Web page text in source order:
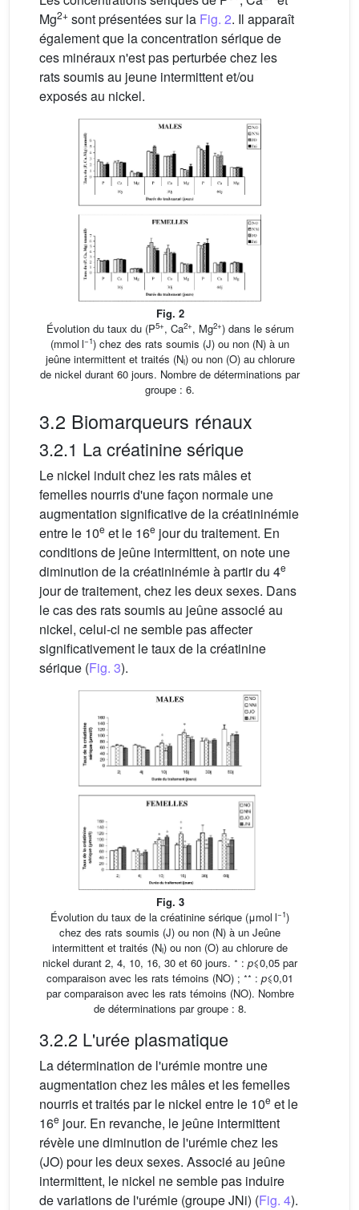
Mg2+ sont présentées sur la Fig. 2. Il apparaît
également que la concentration sérique de
ces minéraux n'est pas perturbée chez les
rats soumis au jeune intermittent et/ou
exposés au nickel.
Fig. 2
Évolution du taux du (P5+, Ca2+, Mg2+) dans le sérum
(mmol l−1) chez des rats soumis (J) ou non (N) à un
jeûne intermittent et traités (Ni) ou non (O) au chlorure
de nickel durant 60 jours. Nombre de déterminations par
groupe : 6.
3.2 Biomarqueurs rénaux
3.2.1 La créatinine sérique
Le nickel induit chez les rats mâles et
femelles nourris d'une façon normale une
augmentation significative de la créatininémie
entre le 10e et le 16e jour du traitement. En
conditions de jeûne intermittent, on note une
diminution de la créatininémie à partir du 4e
jour de traitement, chez les deux sexes. Dans
le cas des rats soumis au jeûne associé au
nickel, celui-ci ne semble pas affecter
significativement le taux de la créatinine
sérique (Fig. 3).
Fig. 3
Évolution du taux de la créatinine sérique (μmol l−1)
chez des rats soumis (J) ou non (N) à un Jeûne
intermittent et traités (Ni) ou non (O) au chlorure de
nickel durant 2, 4, 10, 16, 30 et 60 jours. ∗ : p⩽0,05 par
comparaison avec les rats témoins (NO) ; ∗∗ : p⩽0,01
par comparaison avec les rats témoins (NO). Nombre
de déterminations par groupe : 8.
3.2.2 L'urée plasmatique
La détermination de l'urémie montre une
augmentation chez les mâles et les femelles
nourris et traités par le nickel entre le 10e et le
16e jour. En revanche, le jeûne intermittent
révèle une diminution de l'urémie chez les
(JO) pour les deux sexes. Associé au jeûne
intermittent, le nickel ne semble pas induire
de variations de l'urémie (groupe JNi) (Fig. 4).